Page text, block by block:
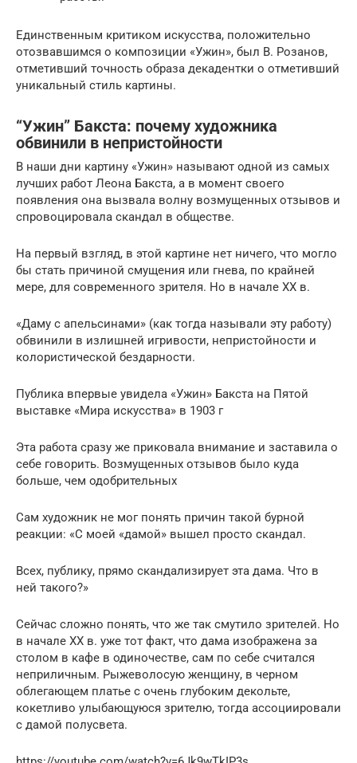
Единственным критиком искусства, положительно
отозвавшимся о композиции «Ужин», был В. Розанов,
отметивший точность образа декадентки о отметивший
уникальный стиль картины.
“Ужин” Бакста: почему художника
обвинили в непристойности
В наши дни картину «Ужин» называют одной из самых
лучших работ Леона Бакста, а в момент своего
появления она вызвала волну возмущенных отзывов и
спровоцировала скандал в обществе.
На первый взгляд, в этой картине нет ничего, что могло
бы стать причиной смущения или гнева, по крайней
мере, для современного зрителя. Но в начале ХХ в.
«Даму с апельсинами» (как тогда называли эту работу)
обвинили в излишней игривости, непристойности и
колористической бездарности.
Публика впервые увидела «Ужин» Бакста на Пятой
выставке «Мира искусства» в 1903 г
Эта работа сразу же приковала внимание и заставила о
себе говорить. Возмущенных отзывов было куда
больше, чем одобрительных
Сам художник не мог понять причин такой бурной
реакции: «С моей «дамой» вышел просто скандал.
Всех, публику, прямо скандализирует эта дама. Что в
ней такого?»
Сейчас сложно понять, что же так смутило зрителей. Но
в начале ХХ в. уже тот факт, что дама изображена за
столом в кафе в одиночестве, сам по себе считался
неприличным. Рыжеволосую женщину, в черном
облегающем платье с очень глубоким декольте,
кокетливо улыбающуюся зрителю, тогда ассоциировали
с дамой полусвета.